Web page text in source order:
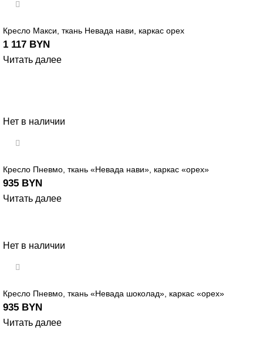
Кресло Макси, ткань Невада нави, каркас орех
1 117 BYN
Читать далее
Нет в наличии
Кресло Пневмо, ткань «Невада нави», каркас «орех»
935 BYN
Читать далее
Нет в наличии
Кресло Пневмо, ткань «Невада шоколад», каркас «орех»
935 BYN
Читать далее